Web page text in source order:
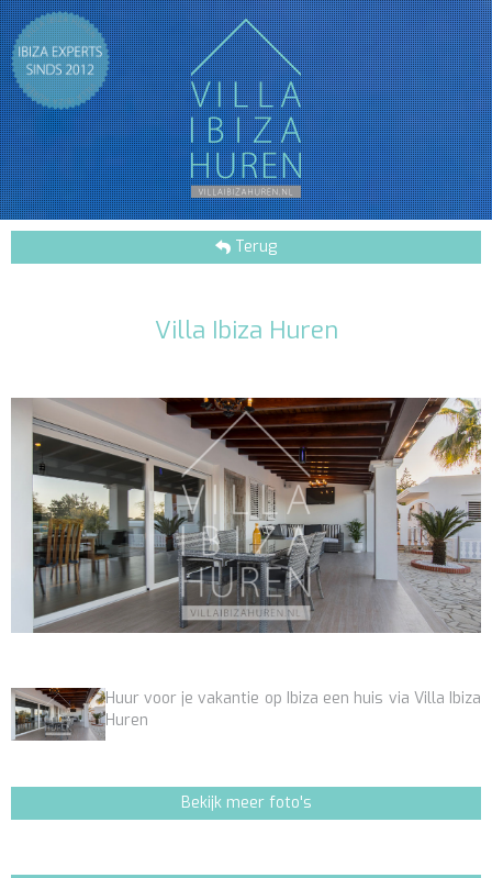
Terug
Villa Ibiza Huren
Huur voor je vakantie op Ibiza een huis via Villa Ibiza
Huren
Bekijk meer foto's